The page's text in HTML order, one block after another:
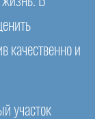
качественно и
участок